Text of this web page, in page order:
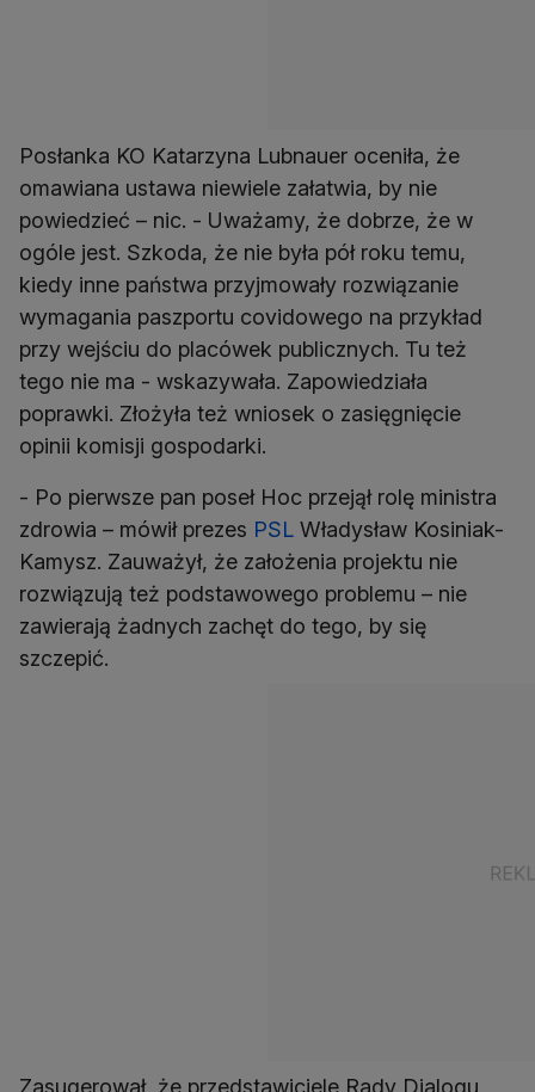
Posłanka KO Katarzyna Lubnauer oceniła, że
omawiana ustawa niewiele załatwia, by nie
powiedzieć – nic. - Uważamy, że dobrze, że w
ogóle jest. Szkoda, że nie była pół roku temu,
kiedy inne państwa przyjmowały rozwiązanie
wymagania paszportu covidowego na przykład
przy wejściu do placówek publicznych. Tu też
tego nie ma - wskazywała. Zapowiedziała
poprawki. Złożyła też wniosek o zasięgnięcie
opinii komisji gospodarki.
- Po pierwsze pan poseł Hoc przejął rolę ministra
zdrowia – mówił prezes PSL Władysław Kosiniak-
Kamysz. Zauważył, że założenia projektu nie
rozwiązują też podstawowego problemu – nie
zawierają żadnych zachęt do tego, by się
szczepić.
Zasugerował, że przedstawiciele Rady Dialogu